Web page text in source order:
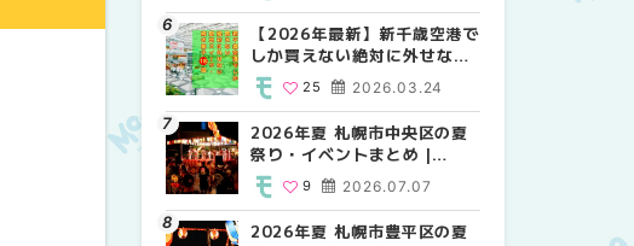
【2026年最新】新千歳空港で
しか買えない絶対に外せない
限定スイーツ・焼き菓子18選
| MouLa HOKKAIDO
2026.03.24
25
2026年夏 札幌市中央区の夏
祭り・イベントまとめ |
MouLa HOKKAIDO
2026.07.07
9
2026年夏 札幌市豊平区の夏
2026年夏 札幌市南区の夏祭
り・イベントまとめ |
8
2026年夏 札幌市清田区の夏
祭り・イベントまとめ |
6
2026年夏 札幌市豊平区の夏
2026年夏 札幌市清田区の夏
祭り・イベントまとめ |
6
札幌の麻辣湯（マーラータ
ン）おすすめ専門店6選！本
徹底比較 | MouLa
HOKKAIDO
5
【2026年最新】新千歳空港で